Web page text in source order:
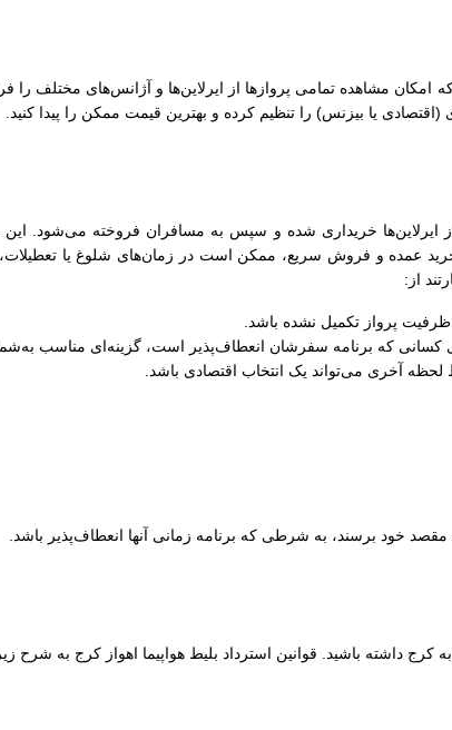
امکان مشاهده تمامی پروازها از ایرلاین‌ها و آژانس‌های مختلف را
یا بیزنس) را تنظیم کرده و بهترین قیمت ممکن را پیدا کنید.
خریداری شده و سپس به مسافران فروخته می‌شود. این
عمده و فروش سریع، ممکن است در زمان‌های شلوغ یا تعطیلات،
از:
پرواز تکمیل نشده باشد.
کسانی که برنامه سفرشان انعطاف‌پذیر است، گزینه‌ای مناسب
لحظه آخری می‌تواند یک انتخاب اقتصادی باشد.
خود برسند، به شرطی که برنامه زمانی آنها انعطاف‌پذیر باشد.
کرج داشته باشید. قوانین استرداد بلیط هواپیما اهواز کرج به شرح